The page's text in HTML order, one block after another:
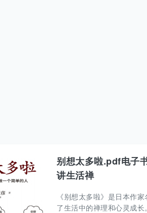
别想太多啦.pdf电子
讲生活禅
《别想太多啦》是日本作
了生活中的禅理和心灵成